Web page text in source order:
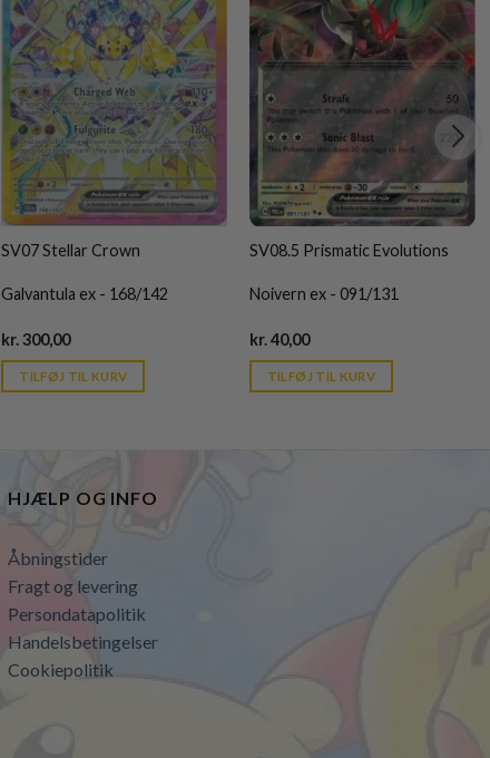
SV07 Stellar Crown
Galvantula ex - 168/142
kr.300,00Current
is:
kr. 39,95.
TILFØJ TIL KURV
SV08.5 Prismatic Evolutions
Noivern ex - 091/131
kr.40,00Current
is:
kr. 39,95.
TILFØJ TIL KURV
HJÆLP OG INFO
Åbningstider
Fragt og levering
Persondatapolitik
Handelsbetingelser
Cookiepolitik